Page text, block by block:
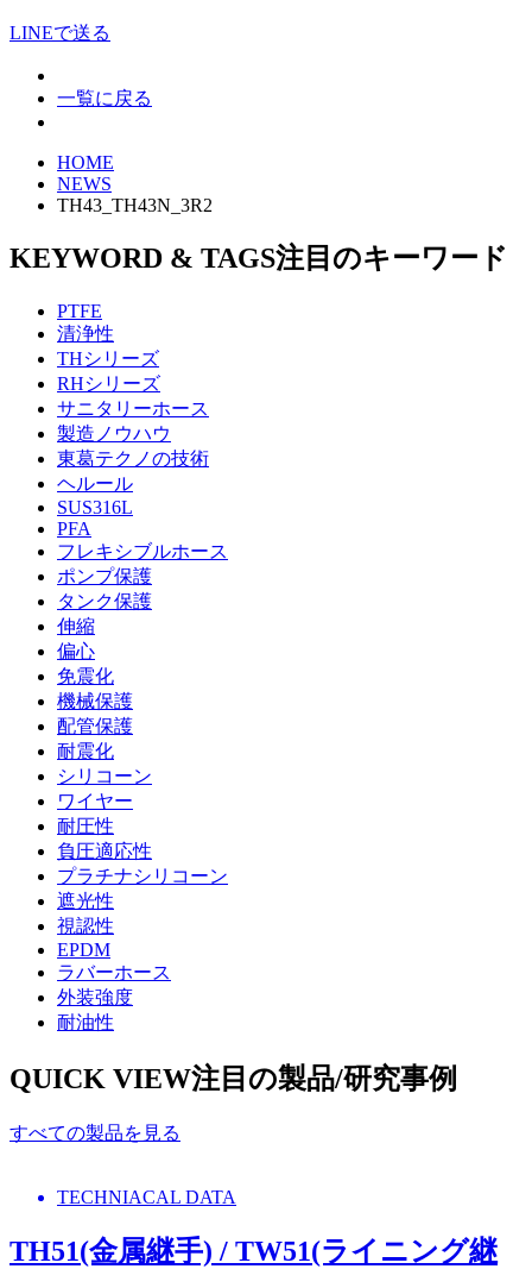
LINEで送る
一覧に戻る
HOME
NEWS
TH43_TH43N_3R2
KEYWORD & TAGS注目のキーワード
PTFE
清浄性
THシリーズ
RHシリーズ
サニタリーホース
製造ノウハウ
東葛テクノの技術
ヘルール
SUS316L
PFA
フレキシブルホース
ポンプ保護
タンク保護
伸縮
偏心
免震化
機械保護
配管保護
耐震化
シリコーン
ワイヤー
耐圧性
負圧適応性
プラチナシリコーン
遮光性
視認性
EPDM
ラバーホース
外装強度
耐油性
QUICK VIEW注目の製品/研究事例
すべての製品を見る
TECHNIACAL DATA
TH51(金属継手) / TW51(ライニング継